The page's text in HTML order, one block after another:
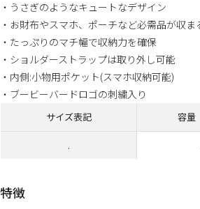
・うさぎのようなキュートなデザイン
・お財布やスマホ、ポーチなど必需品が収ま
・たっぷりのマチ幅で収納力を確保
・ショルダーストラップは取り外し可能
・内側:小物用ポケット(スマホ収納可能)
・ブービーバードロゴの刺繍入り
特徴
サイズ表記 容量
.